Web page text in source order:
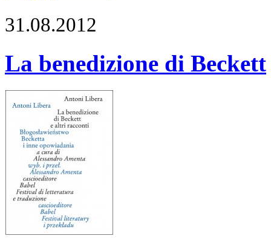
31.08.2012
La benedizione di Beckett